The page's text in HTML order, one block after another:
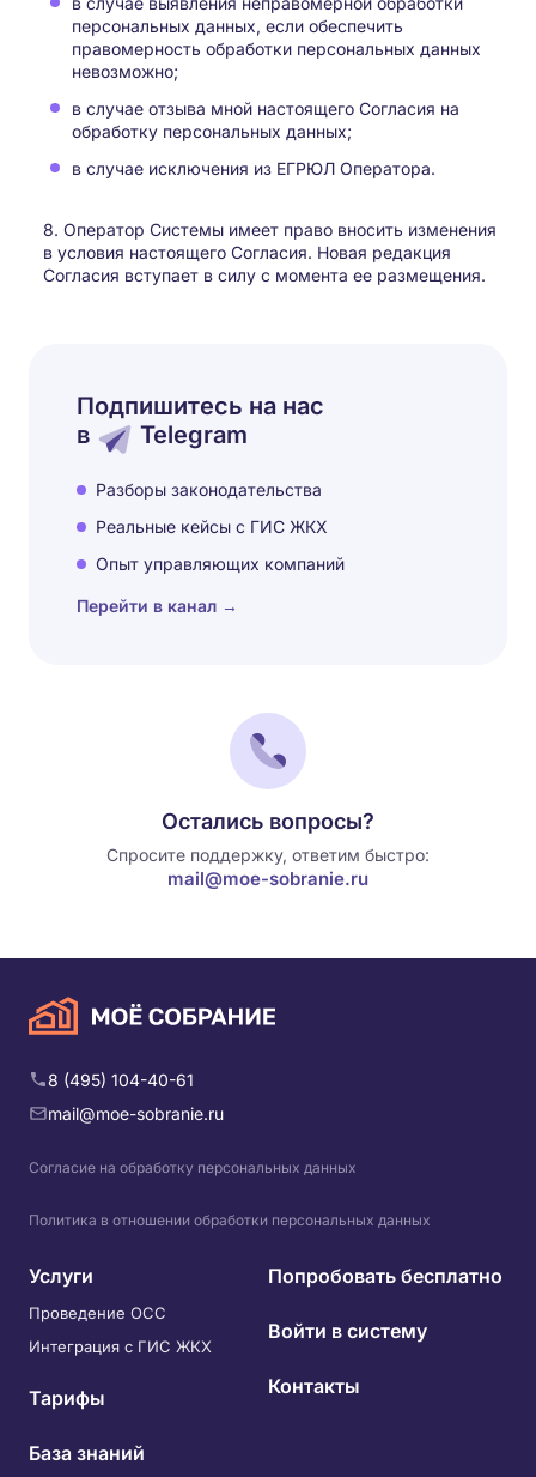
персональных данных, если обеспечить
правомерность обработки персональных данных
невозможно;
в случае отзыва мной настоящего Согласия на
обработку персональных данных;
в случае исключения из ЕГРЮЛ Оператора.
8. Оператор Системы имеет право вносить изменения
в условия настоящего Согласия. Новая редакция
Согласия вступает в силу с момента ее размещения.
Подпишитесь на нас
в
Telegram
Разборы законодательства
Реальные кейсы с ГИС ЖКХ
Опыт управляющих компаний
Перейти в канал →
Остались вопросы?
Спросите поддержку, ответим быстро:
mail@moe-sobranie.ru
8 (495) 104-40-61
mail@moe-sobranie.ru
Согласие на обработку персональных данных
Политика в отношении обработки персональных данных
Услуги
Проведение ОСС
Интеграция с ГИС ЖКХ
Тарифы
База знаний
Попробовать бесплатно
Войти в систему
Контакты